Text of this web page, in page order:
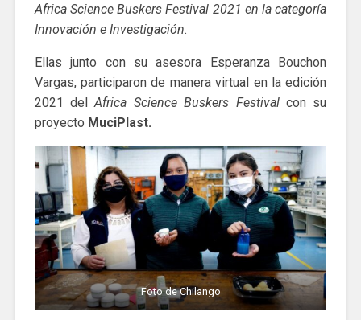
Africa Science Buskers Festival 2021 en la categoría
Innovación e Investigación.
Ellas junto con su asesora Esperanza Bouchon
Vargas, participaron de manera virtual en la edición
2021 delAfrica Science Buskers Festivalcon su
proyecto MuciPlast.
Foto de Chilango